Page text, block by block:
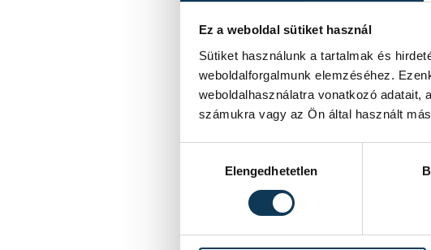
Ez a weboldal sütiket használ
Sütiket használunk a tartalmak és
weboldalforgalmunk elemzéséhez.
weboldalhasználatra vonatkozó adatait,
számukra vagy az Ön által használt
Elengedhetetlen